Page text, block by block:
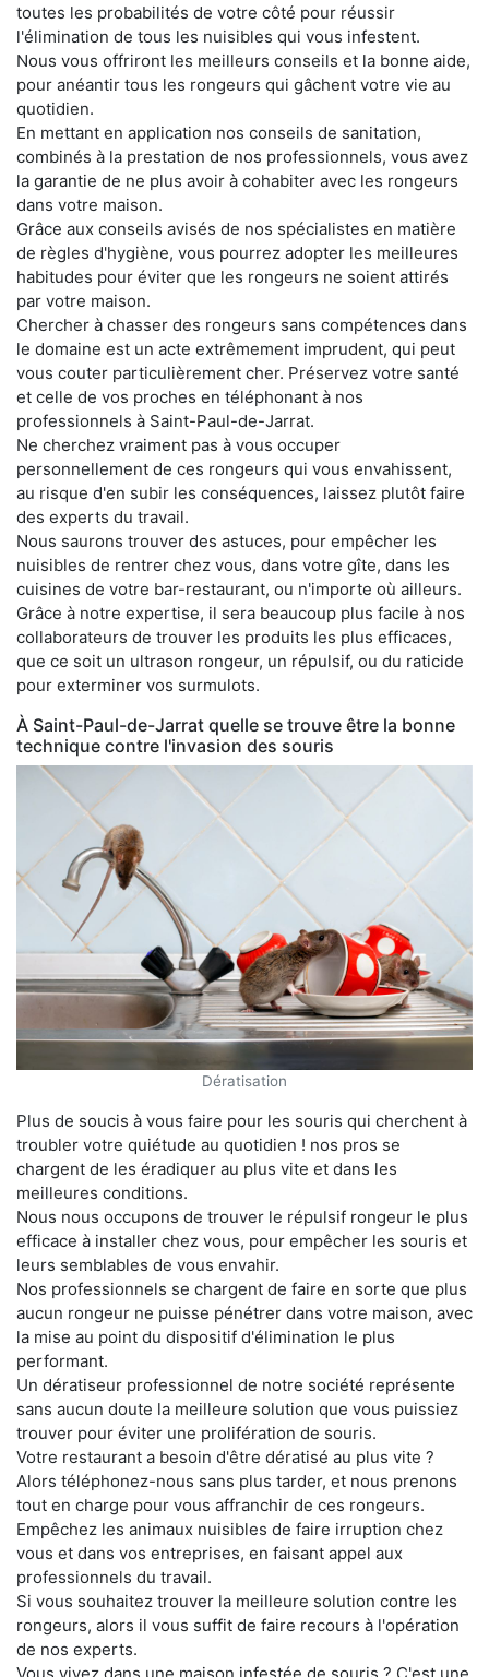
toutes les probabilités de votre côté pour réussir
l'élimination de tous les nuisibles qui vous infestent.
Nous vous offriront les meilleurs conseils et la bonne aide,
pour anéantir tous les rongeurs qui gâchent votre vie au
quotidien.
En mettant en application nos conseils de sanitation,
combinés à la prestation de nos professionnels, vous avez
la garantie de ne plus avoir à cohabiter avec les rongeurs
dans votre maison.
Grâce aux conseils avisés de nos spécialistes en matière
de règles d'hygiène, vous pourrez adopter les meilleures
habitudes pour éviter que les rongeurs ne soient attirés
par votre maison.
Chercher à chasser des rongeurs sans compétences dans
le domaine est un acte extrêmement imprudent, qui peut
vous couter particulièrement cher. Préservez votre santé
et celle de vos proches en téléphonant à nos
professionnels à Saint-Paul-de-Jarrat.
Ne cherchez vraiment pas à vous occuper
personnellement de ces rongeurs qui vous envahissent,
au risque d'en subir les conséquences, laissez plutôt faire
des experts du travail.
Nous saurons trouver des astuces, pour empêcher les
nuisibles de rentrer chez vous, dans votre gîte, dans les
cuisines de votre bar-restaurant, ou n'importe où ailleurs.
Grâce à notre expertise, il sera beaucoup plus facile à nos
collaborateurs de trouver les produits les plus efficaces,
que ce soit un ultrason rongeur, un répulsif, ou du raticide
pour exterminer vos surmulots.
À Saint-Paul-de-Jarrat quelle se trouve être la bonne
technique contre l'invasion des souris
Dératisation
Plus de soucis à vous faire pour les souris qui cherchent à
troubler votre quiétude au quotidien ! nos pros se
chargent de les éradiquer au plus vite et dans les
meilleures conditions.
Nous nous occupons de trouver le répulsif rongeur le plus
efficace à installer chez vous, pour empêcher les souris et
leurs semblables de vous envahir.
Nos professionnels se chargent de faire en sorte que plus
aucun rongeur ne puisse pénétrer dans votre maison, avec
la mise au point du dispositif d'élimination le plus
performant.
Un dératiseur professionnel de notre société représente
sans aucun doute la meilleure solution que vous puissiez
trouver pour éviter une prolifération de souris.
Votre restaurant a besoin d'être dératisé au plus vite ?
Alors téléphonez-nous sans plus tarder, et nous prenons
tout en charge pour vous affranchir de ces rongeurs.
Empêchez les animaux nuisibles de faire irruption chez
vous et dans vos entreprises, en faisant appel aux
professionnels du travail.
Si vous souhaitez trouver la meilleure solution contre les
rongeurs, alors il vous suffit de faire recours à l'opération
de nos experts.
Vous vivez dans une maison infestée de souris ? C'est une